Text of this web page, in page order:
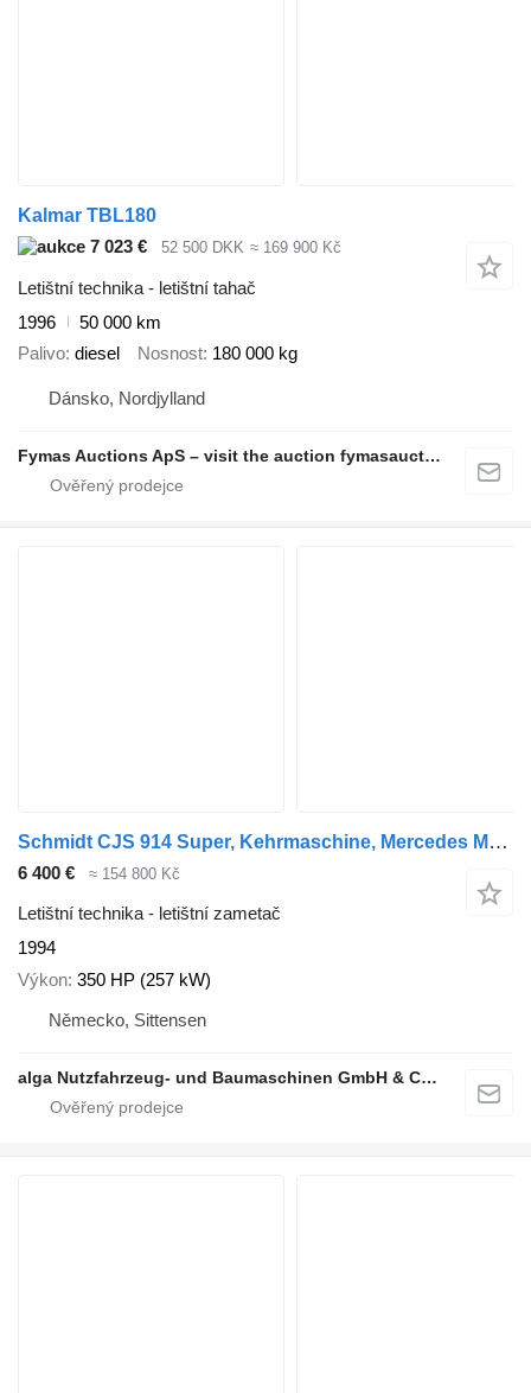
Kalmar TBL180
7 023 €
52 500 DKK ≈ 169 900 Kč
Letištní technika - letištní tahač
1996
50 000 km
Palivo diesel Nosnost 180 000 kg
Dánsko, Nordjylland
Fymas Auctions ApS – visit the auction fymasauctions.dk
Schmidt CJS 914 Super, Kehrmaschine, Mercedes Motor
6 400 € ≈ 154 800 Kč
Letištní technika - letištní zametač
1994
Výkon 350 HP (257 kW)
Německo, Sittensen
alga Nutzfahrzeug- und Baumaschinen GmbH & Co. KG